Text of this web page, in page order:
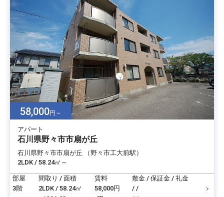
58,000円～
アパート
石川県野々市市扇が丘
石川県野々市市扇が丘 （野々市工大前駅）
2LDK / 58.24㎡～
部屋 間取り / 面積 賃料
敷金 / 保証金 / 礼金
3階
2LDK / 58.24㎡ 58,000円
/ /